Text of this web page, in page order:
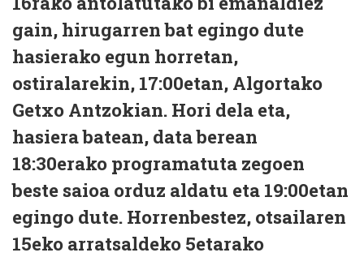
gain, hirugarren bat egingo dute
hasierako egun horretan,
ostiralarekin, 17:00etan, Algortako
Getxo Antzokian. Hori dela eta,
hasiera batean, data berean
18:30erako programatuta zegoen
beste saioa orduz aldatu eta 19:00etan
egingo dute. Horrenbestez, otsailaren
15eko arratsaldeko 5etarako